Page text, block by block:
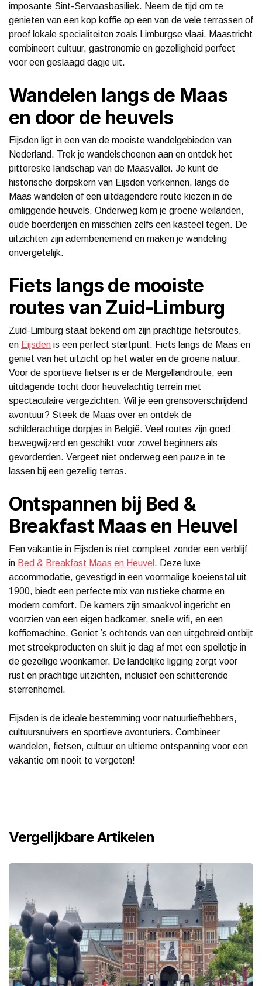
imposante Sint-Servaasbasiliek. Neem de tijd om te
genieten van een kop koffie op een van de vele terrassen of
proef lokale specialiteiten zoals Limburgse vlaai. Maastricht
combineert cultuur, gastronomie en gezelligheid perfect
voor een geslaagd dagje uit.
Wandelen langs de Maas
en door de heuvels
Eijsden ligt in een van de mooiste wandelgebieden van
Nederland. Trek je wandelschoenen aan en ontdek het
pittoreske landschap van de Maasvallei. Je kunt de
historische dorpskern van Eijsden verkennen, langs de
Maas wandelen of een uitdagendere route kiezen in de
omliggende heuvels. Onderweg kom je groene weilanden,
oude boerderijen en misschien zelfs een kasteel tegen. De
uitzichten zijn adembenemend en maken je wandeling
onvergetelijk.
Fiets langs de mooiste
routes van Zuid-Limburg
Zuid-Limburg staat bekend om zijn prachtige fietsroutes,
en Eijsden is een perfect startpunt. Fiets langs de Maas en
geniet van het uitzicht op het water en de groene natuur.
Voor de sportieve fietser is er de Mergellandroute, een
uitdagende tocht door heuvelachtig terrein met
spectaculaire vergezichten. Wil je een grensoverschrijdend
avontuur? Steek de Maas over en ontdek de
schilderachtige dorpjes in België. Veel routes zijn goed
bewegwijzerd en geschikt voor zowel beginners als
gevorderden. Vergeet niet onderweg een pauze in te
lassen bij een gezellig terras.
Ontspannen bij Bed &
Breakfast Maas en Heuvel
Een vakantie in Eijsden is niet compleet zonder een verblijf
in Bed & Breakfast Maas en Heuvel . Deze luxe
accommodatie, gevestigd in een voormalige koeienstal uit
1900, biedt een perfecte mix van rustieke charme en
modern comfort. De kamers zijn smaakvol ingericht en
voorzien van een eigen badkamer, snelle wifi, en een
koffiemachine. Geniet ’s ochtends van een uitgebreid ontbijt
met streekproducten en sluit je dag af met een spelletje in
de gezellige woonkamer. De landelijke ligging zorgt voor
rust en prachtige uitzichten, inclusief een schitterende
sterrenhemel.
Eijsden is de ideale bestemming voor natuurliefhebbers,
cultuursnuivers en sportieve avonturiers. Combineer
wandelen, fietsen, cultuur en ultieme ontspanning voor een
vakantie om nooit te vergeten!
Vergelijkbare Artikelen